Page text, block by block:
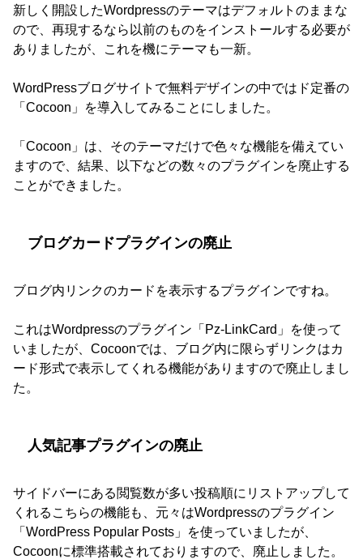
新しく開設したWordpressのテーマはデフォルトのままな
ので、再現するなら以前のものをインストールする必要が
ありましたが、これを機にテーマも一新。
WordPressブログサイトで無料デザインの中ではド定番の
「Cocoon」を導入してみることにしました。
「Cocoon」は、そのテーマだけで色々な機能を備えてい
ますので、結果、以下などの数々のプラグインを廃止する
ことができました。
ブログカードプラグインの廃止
ブログ内リンクのカードを表示するプラグインですね。
これはWordpressのプラグイン「Pz-LinkCard」を使って
いましたが、Cocoonでは、ブログ内に限らずリンクはカ
ード形式で表示してくれる機能がありますので廃止しまし
た。
人気記事プラグインの廃止
サイドバーにある閲覧数が多い投稿順にリストアップして
くれるこちらの機能も、元々はWordpressのプラグイン
「WordPress Popular Posts」を使っていましたが、
Cocoonに標準搭載されておりますので、廃止しました。